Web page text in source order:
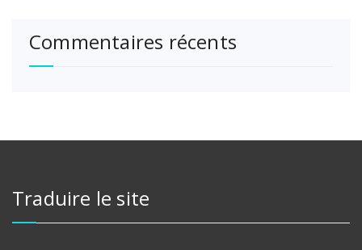
Commentaires récents
Traduire le site